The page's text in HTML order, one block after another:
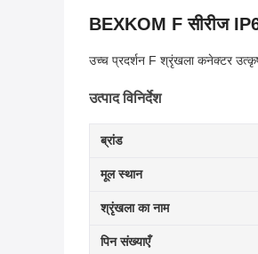
BEXKOM F सीरीज
उच्च प्रदर्शन F श्रृंखला कनेक्टर
उत्पाद विनिर्देश
ब्रांड
मूल स्थान
श्रृंखला का नाम
पिन संख्याएँ